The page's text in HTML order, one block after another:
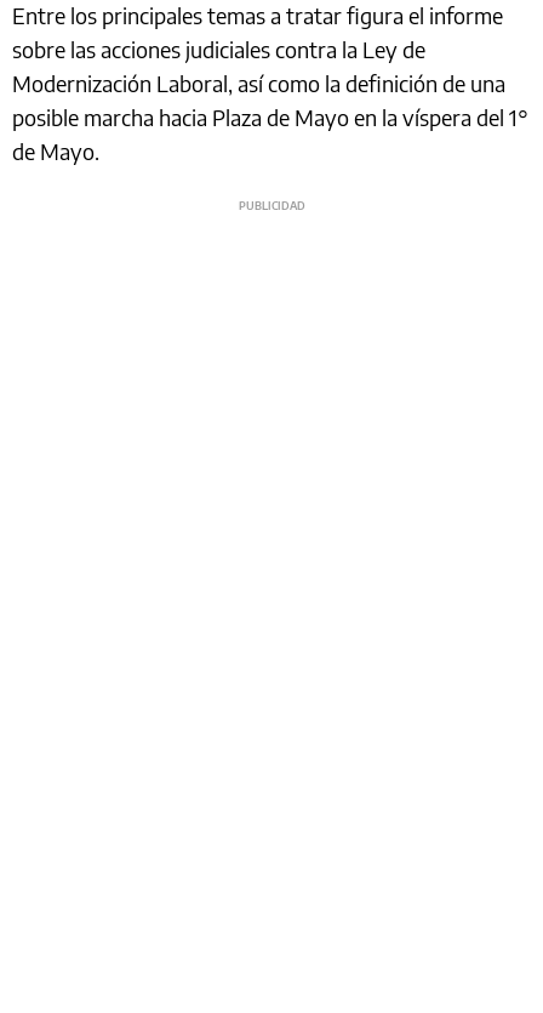
Entre los principales temas a tratar figura el informe
sobre las acciones judiciales contra la Ley de
Modernización Laboral, así como la definición de una
posible marcha hacia Plaza de Mayo en la víspera del 1°
de Mayo.